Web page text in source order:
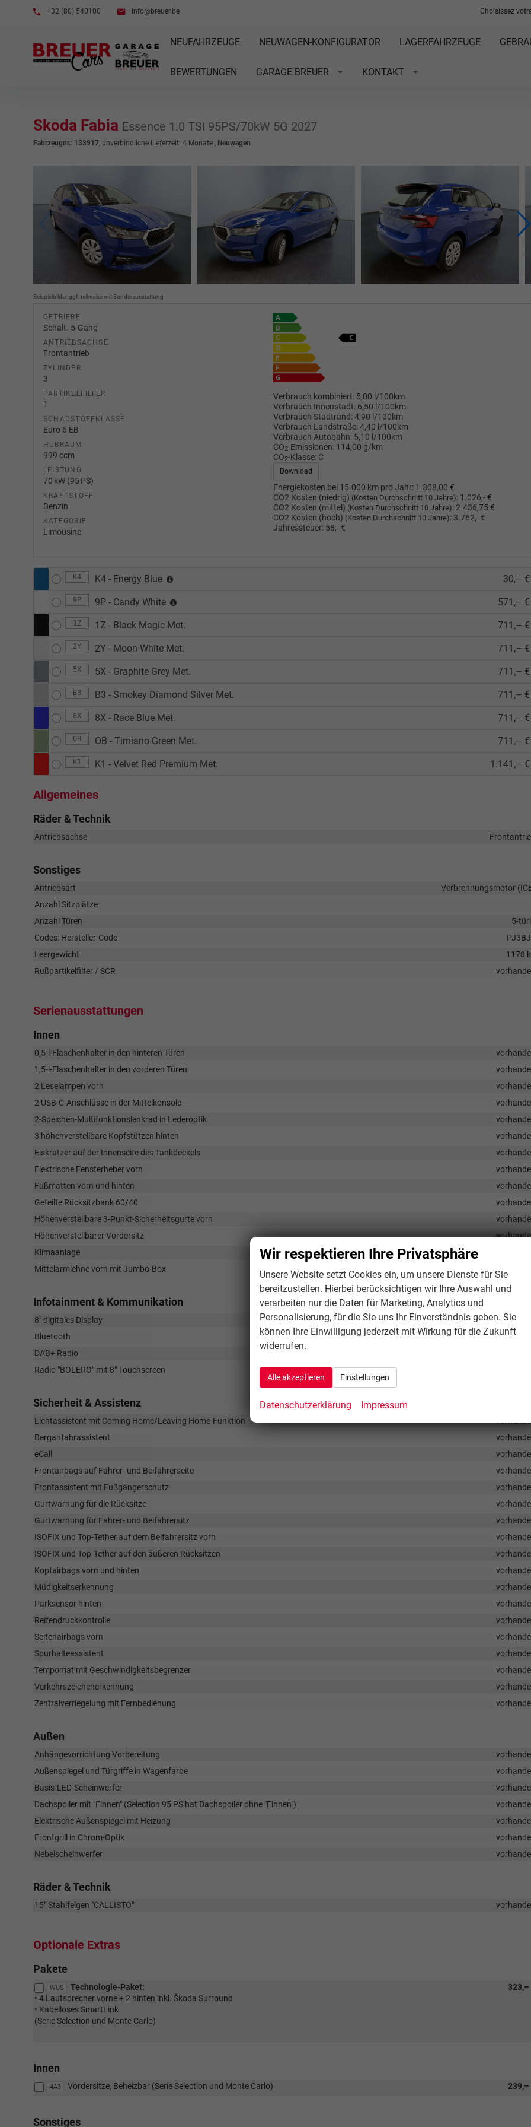
+32 (80) 540100 info@breuer.be Choisissez
NEUFAHRZEUGE NEUWAGEN-KONFIGURATOR LAGERFAHRZEUGE
BEWERTUNGEN GARAGE BREUER KONTAKT
Skoda Fabia Essence 1.0 TSI 95PS/70kW 5G 2027
Fahrzeugnr.: 133917, unverbindliche Lieferzeit: 4 Monate , Neuwagen
Beispielbilder, ggf. teilweise mit Sonderausstattung
GETRIEBE
Schalt. 5-Gang
ANTRIEBSACHSE
Frontantrieb
ZYLINDER
3
PARTIKELFILTER
1
SCHADSTOFFKLASSE
Euro 6 EB
HUBRAUM
999 ccm
LEISTUNG
70 kW (95 PS)
KRAFTSTOFF
Benzin
KATEGORIE
Limousine
Verbrauch kombiniert: 5,00 l/100km
Verbrauch Innenstadt: 6,50 l/100km
Verbrauch Stadtrand:4,90 l/100km
Verbrauch Landstraße:4,40 l/100km
Verbrauch Autobahn: 5,10 l/100km
CO2-Emissionen: 114,00 g/km
CO2-Klasse: C
Download
Energiekosten bei 15.000 km pro Jahr: 1.308,00 €
CO2 Kosten (niedrig) (Kosten Durchschnitt 10 Jahre): 1.026,- €
CO2 Kosten (mittel) (Kosten Durchschnitt 10 Jahre): 2.436,75 €
CO2 Kosten (hoch) (Kosten Durchschnitt 10 Jahre): 3.762,- €
Jahressteuer: 58,- €
K4 K4 - Energy Blue 30,– €
9P 9P - Candy White 571,– €
1Z 1Z - Black Magic Met. 711,– €
2Y 2Y - Moon White Met. 711,– €
5X 5X - Graphite Grey Met. 711,– €
B3 B3 - Smokey Diamond Silver Met. 711,– €
8X 8X - Race Blue Met. 711,– €
0B OB - Timiano Green Met. 711,– €
K1 K1 - Velvet Red Premium Met. 1.141,– €
Allgemeines
Räder & Technik
Antriebsachse
Sonstiges
Antriebsart
Verbrennungsmotor
Anzahl Sitzplätze
Anzahl Türen
5-
Codes: Hersteller-Code
Leergewicht
1178
Rußpartikelfilter / SCR
Serienausstattungen
Innen
0,5-l-Flaschenhalter in den hinteren Türen
1,5-l-Flaschenhalter in den vorderen Türen
2 Leselampen vorn
2 USB-C-Anschlüsse in der Mittelkonsole
2-Speichen-Multifunktionslenkrad in Lederoptik
3 höhenverstellbare Kopfstützen hinten
Eiskratzer auf der Innenseite des Tankdeckels
Elektrische Fensterheber vorn
Fußmatten vorn und hinten
Geteilte Rücksitzbank 60/40
Höhenverstellbare 3-Punkt-Sicherheitsgurte vorn
Höhenverstellbarer Vordersitz
Klimaanlage
Mittelarmlehne vorn mit Jumbo-Box
vorhanden
Infotainment & Kommunikation
8" digitales Display
vorhanden
Bluetooth
vorhanden
DAB+ Radio
Radio "BOLERO" mit 8" Touchscreen
Sicherheit & Assistenz
Lichtassistent mit Coming Home/Leaving Home-Funktion
Berganfahrassistent
eCall
Frontairbags auf Fahrer- und Beifahrerseite
Frontassistent mit Fußgängerschutz
Gurtwarnung für die Rücksitze
Gurtwarnung für Fahrer- und Beifahrersitz
ISOFIX und Top-Tether auf dem Beifahrersitz vorn
ISOFIX und Top-Tether auf den äußeren Rücksitzen
Kopfairbags vorn und hinten
Müdigkeitserkennung
Parksensor hinten
Reifendruckkontrolle
Seitenairbags vorn
Spurhalteassistent
Tempomat mit Geschwindigkeitsbegrenzer
Verkehrszeichenerkennung
Zentralverriegelung mit Fernbedienung
Außen
Anhängevorrichtung Vorbereitung
Außenspiegel und Türgriffe in Wagenfarbe
Basis-LED-Scheinwerfer
Dachspoiler mit "Finnen" (Selection 95 PS hat Dachspoiler ohne "Finnen")
Elektrische Außenspiegel mit Heizung
Frontgrill in Chrom-Optik
Nebelscheinwerfer
Räder & Technik
15" Stahlfelgen "CALLISTO"
Optionale Extras
Pakete
WUS 323,–
Technologie-Paket:
• 4 Lautsprecher vorne + 2 hinten inkl. Škoda Surround
• Kabelloses SmartLink
(Serie Selection und Monte Carlo)
Innen
4A3 239,–
Vordersitze, Beheizbar (Serie Selection und Monte Carlo)
Sonstiges
Wir respektieren Ihre Privatsphäre
Unsere Website setzt Cookies ein, um unsere Dienste für Sie
bereitzustellen. Hierbei berücksichtigen wir Ihre Auswahl und
verarbeiten nur die Daten für Marketing, Analytics und
Personalisierung, für die Sie uns Ihr Einverständnis geben. Sie
können Ihre Einwilligung jederzeit mit Wirkung für die Zukunft
widerrufen.
Alle akzeptieren Einstellungen
Datenschutzerklärung Impressum